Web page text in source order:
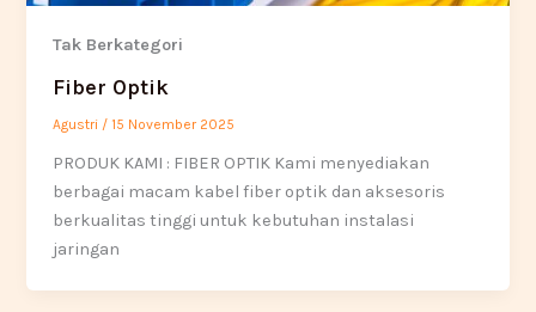
Tak Berkategori
Fiber Optik
Agustri /15 November 2025
PRODUK KAMI : FIBER OPTIK Kami menyediakan
berbagai macam kabel fiber optik dan aksesoris
berkualitas tinggi untuk kebutuhan instalasi
jaringan